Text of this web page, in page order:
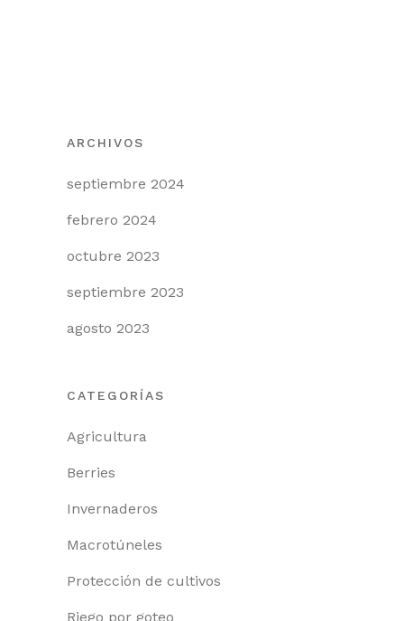
ARCHIVOS
septiembre 2024
febrero 2024
octubre 2023
septiembre 2023
agosto 2023
CATEGORÍAS
Agricultura
Berries
Invernaderos
Macrotúneles
Protección de cultivos
Riego por goteo